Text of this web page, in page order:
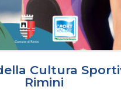
Cultura
Rimini